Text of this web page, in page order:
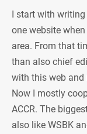
I start with
one website
area. From that
than also chief
with this web and
Now I mostly
ACCR. The
also like WSBK